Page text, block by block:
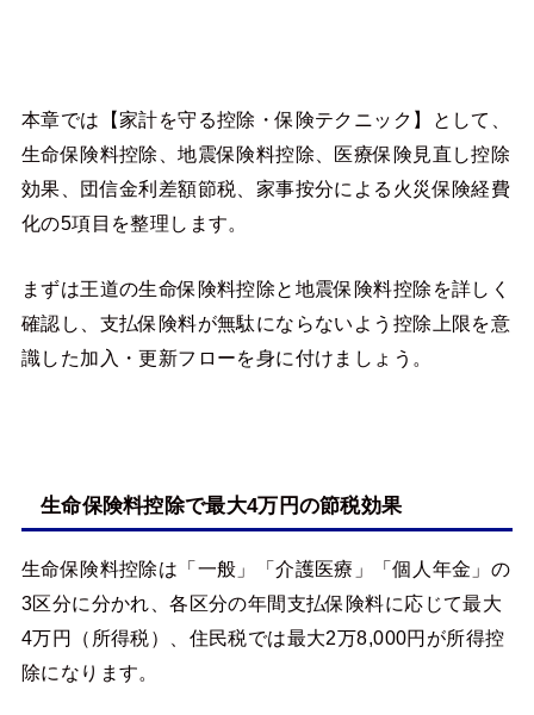
本章では【家計を守る控除・保険テクニック】として、
生命保険料控除、地震保険料控除、医療保険見直し控除
効果、団信金利差額節税、家事按分による火災保険経費
化の5項目を整理します。
まずは王道の生命保険料控除と地震保険料控除を詳しく
確認し、支払保険料が無駄にならないよう控除上限を意
識した加入・更新フローを身に付けましょう。
生命保険料控除で最大4万円の節税効果
生命保険料控除は「一般」「介護医療」「個人年金」の
3区分に分かれ、各区分の年間支払保険料に応じて最大
4万円（所得税）、住民税では最大2万8,000円が所得控
除になります。